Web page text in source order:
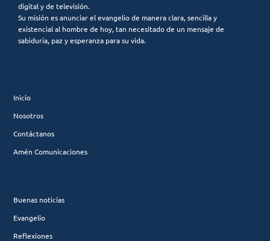
digital y de televisión.
Su misión es anunciar el evangelio de manera clara, sencilla y
existencial al hombre de hoy, tan necesitado de un mensaje de
sabiduría, paz y esperanza para su vida.
Inicio
Nosotros
Contáctanos
Amén Comunicaciones
Buenas noticias
Evangelio
Reflexiones